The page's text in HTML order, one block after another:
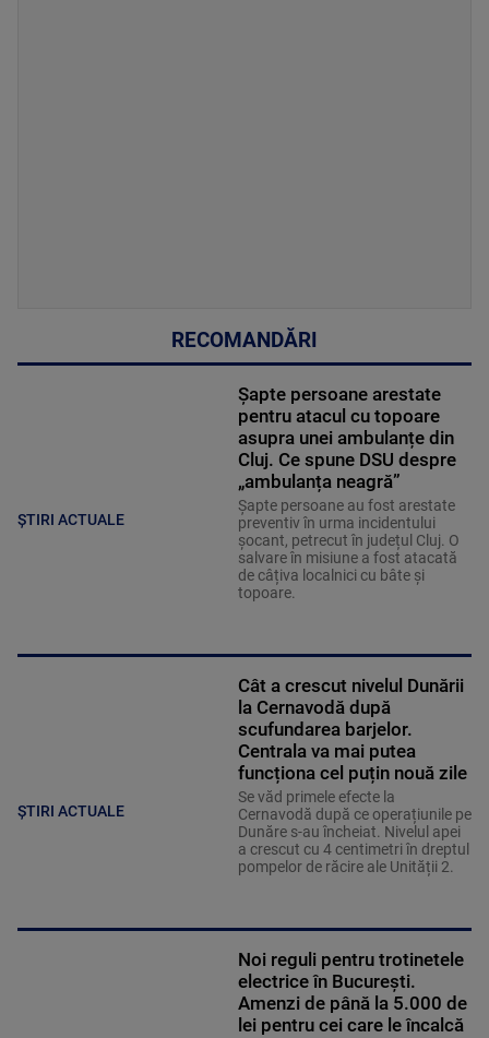
RECOMANDĂRI
ȘTIRI ACTUALE
Șapte persoane arestate
pentru atacul cu topoare
asupra unei ambulanțe din
Cluj. Ce spune DSU despre
„ambulanța neagră”
Șapte persoane au fost arestate
preventiv în urma incidentului
șocant, petrecut în județul Cluj. O
salvare în misiune a fost atacată
de câțiva localnici cu bâte și
topoare.
ȘTIRI ACTUALE
Cât a crescut nivelul Dunării
la Cernavodă după
scufundarea barjelor.
Centrala va mai putea
funcționa cel puțin nouă zile
Se văd primele efecte la
Cernavodă după ce operațiunile pe
Dunăre s-au încheiat. Nivelul apei
a crescut cu 4 centimetri în dreptul
pompelor de răcire ale Unității 2.
Noi reguli pentru trotinetele
electrice în București.
Amenzi de până la 5.000 de
lei pentru cei care le încalcă